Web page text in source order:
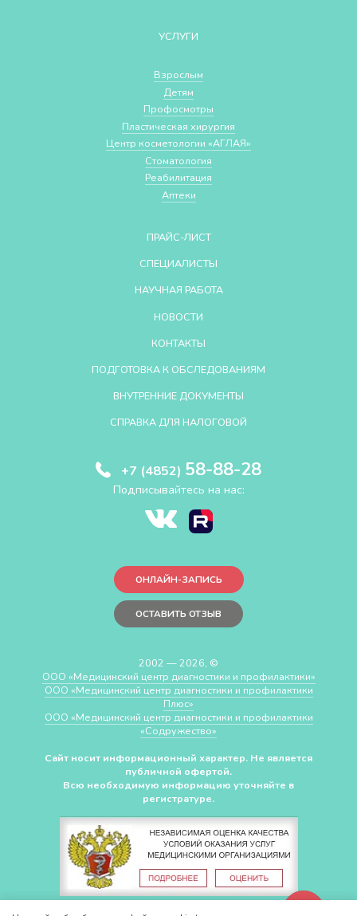
УСЛУГИ
Взрослым
Детям
Профосмотры
Пластическая хирургия
Центр косметологии «АГЛАЯ»
Стоматология
Реабилитация
Аптеки
ПРАЙС-ЛИСТ
СПЕЦИАЛИСТЫ
НАУЧНАЯ РАБОТА
НОВОСТИ
КОНТАКТЫ
ПОДГОТОВКА К ОБСЛЕДОВАНИЯМ
ВНУТРЕННИЕ ДОКУМЕНТЫ
СПРАВКА ДЛЯ НАЛОГОВОЙ
+7 (4852) 58-88-28
Подписывайтесь на нас:
ОНЛАЙН-ЗАПИСЬ
ОСТАВИТЬ ОТЗЫВ
2002 — 2026, ©
ООО «Медицинский центр диагностики и профилактики»
ООО «Медицинский центр диагностики и профилактики
Плюс»
ООО «Медицинский центр диагностики и профилактики
«Cодружество»
Сайт носит информационный характер. Не является
публичной офертой.
Всю необходимую информацию уточняйте в
регистратуре.